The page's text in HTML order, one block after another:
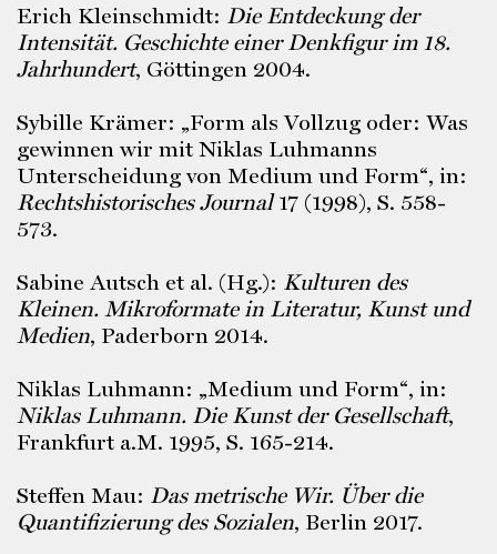
Erich Kleinschmidt: Die Entdeckung der
Intensität. Geschichte einer Denkfigur im 18.
Jahrhundert, Göttingen 2004.
Sybille Krämer: „Form als Vollzug oder: Was
gewinnen wir mit Niklas Luhmanns
Unterscheidung von Medium und Form“, in:
Rechtshistorisches Journal17 (1998), S. 558-
573.
Sabine Autsch et al. (Hg.): Kulturen des
Kleinen. Mikroformate in Literatur, Kunst und
Medien, Paderborn 2014.
Niklas Luhmann: „Medium und Form“, in:
Niklas Luhmann. Die Kunst der Gesellschaft,
Frankfurt a.M. 1995, S. 165-214.
Steffen Mau: Das metrische Wir. Über die
Quantifizierung des Sozialen, Berlin 2017.